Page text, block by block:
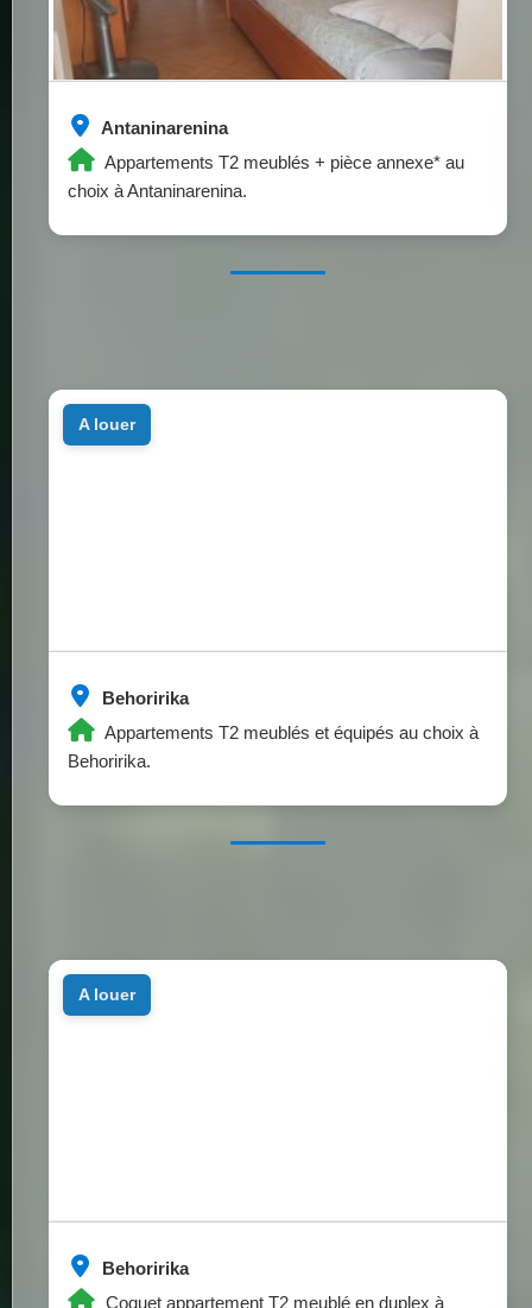
Antaninarenina
Appartements T2 meublés + pièce annexe* au
choix à Antaninarenina.
Behoririka
Appartements T2 meublés et équipés au choix à
Behoririka.
a louer
Behoririka
Coquet appartement T2 meublé en duplex à
a louer